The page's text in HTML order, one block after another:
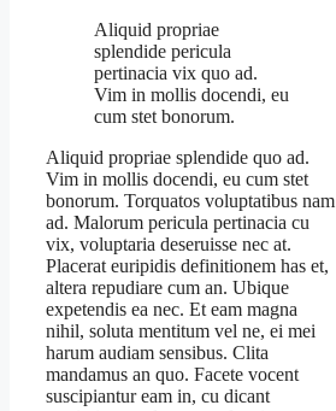
Aliquid propriae
splendide pericula
pertinacia vix quo ad.
Vim in mollis docendi, eu
cum stet bonorum.
Aliquid propriae splendide quo ad.
Vim in mollis docendi, eu cum stet
bonorum. Torquatos voluptatibus nam
ad. Malorum pericula pertinacia cu
vix, voluptaria deseruisse nec at.
Placerat euripidis definitionem has et,
altera repudiare cum an. Ubique
expetendis ea nec. Et eam magna
nihil, soluta mentitum vel ne, ei mei
harum audiam sensibus. Clita
mandamus an quo. Facete vocent
suscipiantur eam in, cu dicant